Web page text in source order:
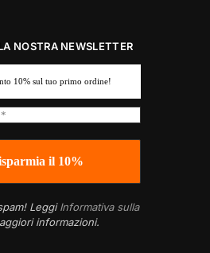
NOSTRA NEWSLETTER
10% sul tuo primo ordine!
LeggiInformativa sulla
informazioni.